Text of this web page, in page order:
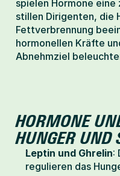
spielen Hormone eine
stillen Dirigenten, die
Fettverbrennung
hormonellen Kräfte
Abnehmziel
HORMONE
HUNGER UND
Leptin und Ghrelin:
regulieren das